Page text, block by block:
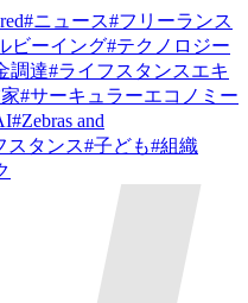
#ニュース#フリーランス
ビーイング#テクノロジー
調達#ライフスタンスエキ
#サーキュラーエコノミー
#Zebras and
スタンス#子ども#組織